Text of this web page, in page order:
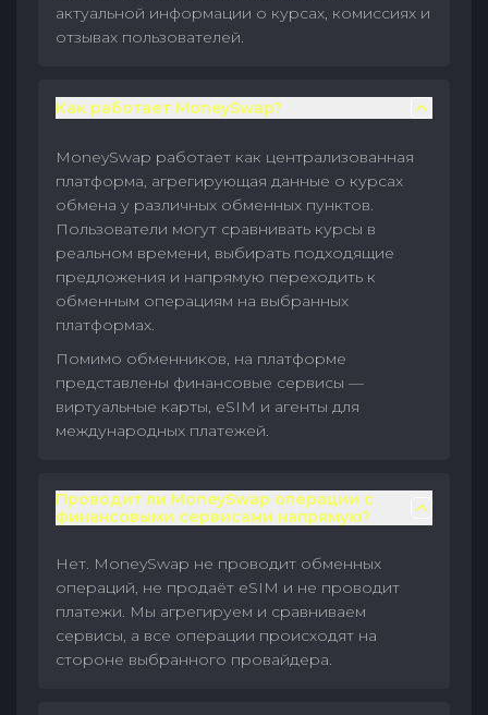
актуальной информации о курсах, комиссиях и
отзывах пользователей.
Как работает MoneySwap?
MoneySwap работает как централизованная
платформа, агрегирующая данные о курсах
обмена у различных обменных пунктов.
Пользователи могут сравнивать курсы в
реальном времени, выбирать подходящие
предложения и напрямую переходить к
обменным операциям на выбранных
платформах.
Помимо обменников, на платформе
представлены финансовые сервисы —
виртуальные карты, eSIM и агенты для
международных платежей.
Проводит ли MoneySwap операции с
финансовыми сервисами напрямую?
Нет. MoneySwap не проводит обменных
операций, не продаёт eSIM и не проводит
платежи. Мы агрегируем и сравниваем
сервисы, а все операции происходят на
стороне выбранного провайдера.